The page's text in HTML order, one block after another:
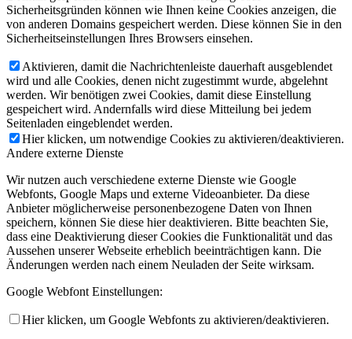
Sicherheitsgründen können wie Ihnen keine Cookies anzeigen, die
von anderen Domains gespeichert werden. Diese können Sie in den
Sicherheitseinstellungen Ihres Browsers einsehen.
Aktivieren, damit die Nachrichtenleiste dauerhaft ausgeblendet
wird und alle Cookies, denen nicht zugestimmt wurde, abgelehnt
werden. Wir benötigen zwei Cookies, damit diese Einstellung
gespeichert wird. Andernfalls wird diese Mitteilung bei jedem
Seitenladen eingeblendet werden.
Hier klicken, um notwendige Cookies zu aktivieren/deaktivieren.
Andere externe Dienste
Wir nutzen auch verschiedene externe Dienste wie Google
Webfonts, Google Maps und externe Videoanbieter. Da diese
Anbieter möglicherweise personenbezogene Daten von Ihnen
speichern, können Sie diese hier deaktivieren. Bitte beachten Sie,
dass eine Deaktivierung dieser Cookies die Funktionalität und das
Aussehen unserer Webseite erheblich beeinträchtigen kann. Die
Änderungen werden nach einem Neuladen der Seite wirksam.
Google Webfont Einstellungen:
Hier klicken, um Google Webfonts zu aktivieren/deaktivieren.